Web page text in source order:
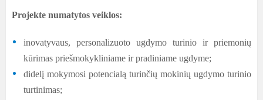
Projekte numatytos veiklos:
inovatyvaus, personalizuoto ugdymo turinio ir priemonių
kūrimas priešmokykliniame ir pradiniame ugdyme;
didelį mokymosi potencialą turinčių mokinių ugdymo turinio
turtinimas;